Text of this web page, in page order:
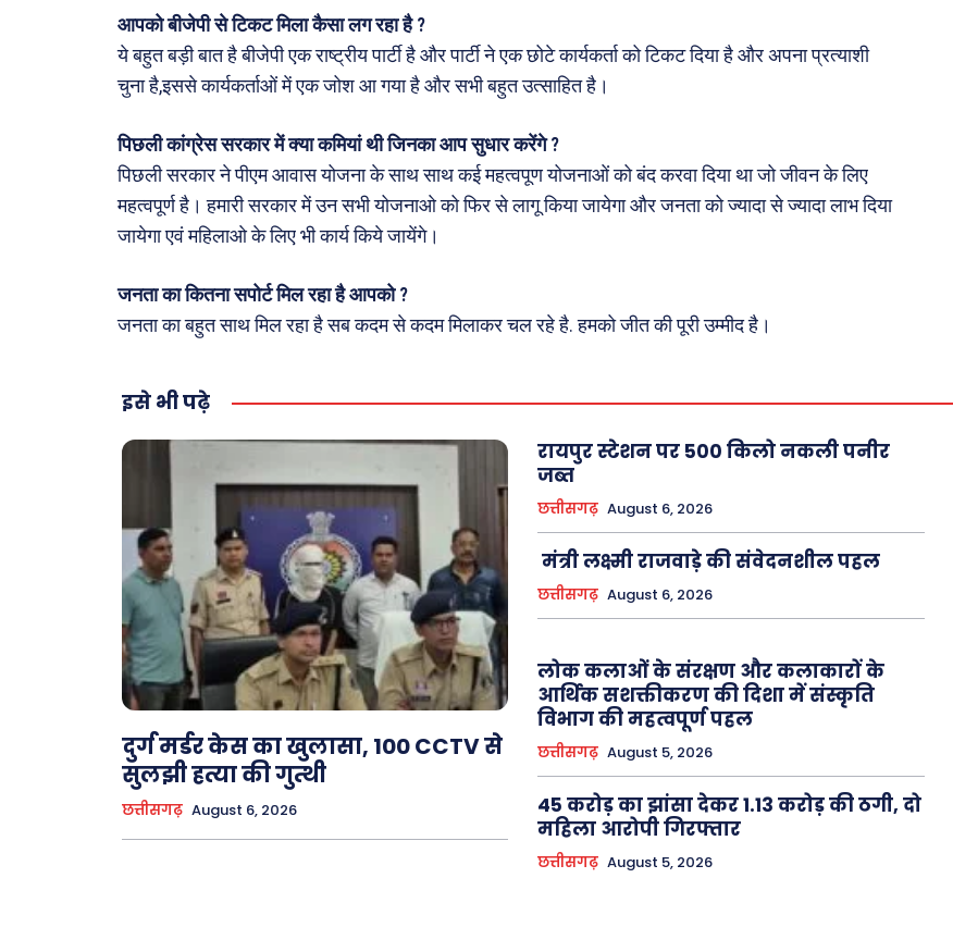
क़ायदे क़ानून जानकारी
कैरियर और शिक्षा
About Us Privacy Policy
आपको बीजेपी से टिकट मिला कैसा लग रहा है ?
ये बहुत बड़ी बात है बीजेपी एक राष्ट्रीय पार्टी है और पार्टी ने एक छोटे कार्यकर्ता को टिकट दिया है और अपना प्रत्याशी
चुना है,इससे कार्यकर्ताओं में एक जोश आ गया है और सभी बहुत उत्साहित है।
पिछली कांग्रेस सरकार में क्या कमियां थी जिनका आप सुधार करेंगे ?
पिछली सरकार ने पीएम आवास योजना के साथ साथ कई महत्वपूण योजनाओं को बंद करवा दिया था जो जीवन के लिए
महत्वपूर्ण है। हमारी सरकार में उन सभी योजनाओ को फिर से लागू किया जायेगा और जनता को ज्यादा से ज्यादा लाभ दिया
जायेगा एवं महिलाओ के लिए भी कार्य किये जायेंगे।
जनता का कितना सपोर्ट मिल रहा है आपको ?
जनता का बहुत साथ मिल रहा है सब कदम से कदम मिलाकर चल रहे है. हमको जीत की पूरी उम्मीद है।
इसे भी पढ़े
दुर्ग मर्डर केस का खुलासा, 100 CCTV से
सुलझी हत्या की गुत्थी
छत्तीसगढ़ August 6, 2026
रायपुर स्टेशन पर 500 किलो नकली पनीर
जब्त
छत्तीसगढ़ August 6, 2026
मंत्री लक्ष्मी राजवाड़े की संवेदनशील पहल
छत्तीसगढ़ August 6, 2026
लोक कलाओं के संरक्षण और कलाकारों के
आर्थिक सशक्तीकरण की दिशा में संस्कृति
विभाग की महत्वपूर्ण पहल
छत्तीसगढ़ August 5, 2026
45 करोड़ का झांसा देकर 1.13 करोड़ की ठगी, दो
महिला आरोपी गिरफ्तार
छत्तीसगढ़ August 5, 2026